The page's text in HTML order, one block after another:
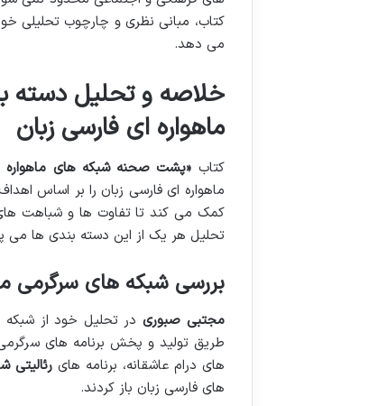
کتاب، مبانی نظری و چارچوب تحلیلی
می دهد.
خلاصه و تحلیل دسته
ماهواره ای فارسی زبان
کتاب «پشت صحنه شبکه های ماهواره
ماهواره ای فارسی زبان را بر اساس
کمک می کند تا تفاوت ها و شباهت های
تحلیل هر یک از این دسته بندی ها می
بررسی شبکه های سرگرمی
مجتبی صبوریدر تحلیل خود از شبکه
طریق تولید و پخش برنامه های
های درام عاشقانه، برنامه های رئالیتی
های فارسی زبان باز کردند.